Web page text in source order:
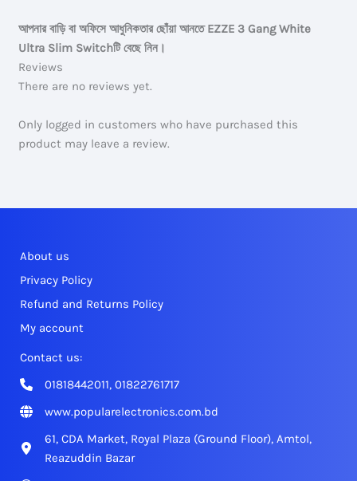
আপনার বাড়ি বা অফিসে আধুনিকতার ছোঁয়া আনতে EZZE 3 Gang White
Ultra Slim Switchটি বেছে নিন।
Reviews
There are no reviews yet.
Only logged in customers who have purchased this
product may leave a review.
About us
Privacy Policy
Refund and Returns Policy
My account
Contact us:
01818442011, 01822761717
www.popularelectronics.com.bd
61, CDA Market, Royal Plaza (Ground Floor), Amtol,
Reazuddin Bazar